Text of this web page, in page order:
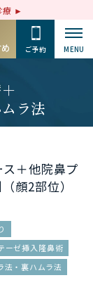
療
ご予約 MENU
ラ法
ス＋他院鼻プ
顔2部位）
ーゼ挿入隆鼻術
法・裏ハムラ法